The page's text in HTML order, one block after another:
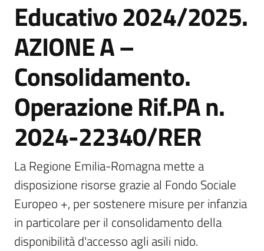
Servizi
Tutti
gli
Seguici
su
Educativo 2024/2025.
AZIONE A –
Consolidamento.
Operazione Rif.PA n.
2024-22340/RER
La Regione Emilia-Romagna mette a
disposizione risorse grazie al Fondo Sociale
Europeo +, per sostenere misure per infanzia
in particolare per il consolidamento della
disponibilità d'accesso agli asili nido.